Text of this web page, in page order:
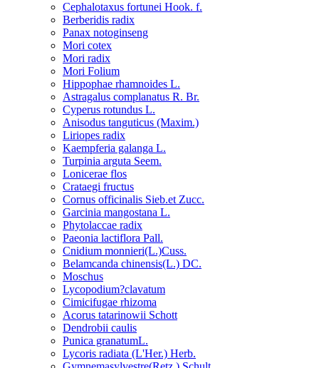
Cephalotaxus fortunei Hook. f.
Berberidis radix
Panax notoginseng
Mori cotex
Mori radix
Mori Folium
Hippophae rhamnoides L.
Astragalus complanatus R. Br.
Cyperus rotundus L.
Anisodus tanguticus (Maxim.)
Liriopes radix
Kaempferia galanga L.
Turpinia arguta Seem.
Lonicerae flos
Crataegi fructus
Cornus officinalis Sieb.et Zucc.
Garcinia mangostana L.
Phytolaccae radix
Paeonia lactiflora Pall.
Cnidium monnieri(L.)Cuss.
Belamcanda chinensis(L.) DC.
Moschus
Lycopodium?clavatum
Cimicifugae rhizoma
Acorus tatarinowii Schott
Dendrobii caulis
Punica granatumL.
Lycoris radiata (L'Her.) Herb.